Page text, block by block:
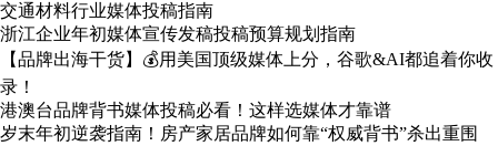
交通材料行业媒体投稿指南
浙江企业年初媒体宣传发稿投稿预算规划指南
【品牌出海干货】💰用美国顶级媒体上分，谷歌&AI都追着你收
录！
港澳台品牌背书媒体投稿必看！这样选媒体才靠谱
岁末年初逆袭指南！房产家居品牌如何靠“权威背书”杀出重围